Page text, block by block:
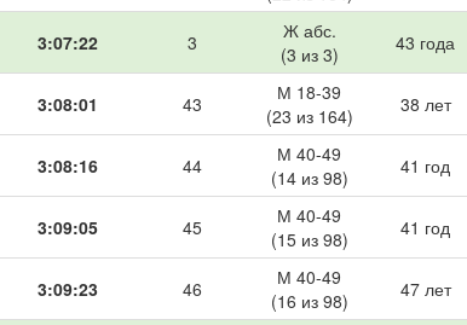
3:07:22 3
Ж абс.
(3 из 3)
43 года
3:08:01 43
М 18-39
(23 из 164)
38 лет
3:08:16 44
М 40-49
(14 из 98)
41 год
3:09:05 45
М 40-49
(15 из 98)
41 год
3:09:23 46
М 40-49
(16 из 98)
47 лет